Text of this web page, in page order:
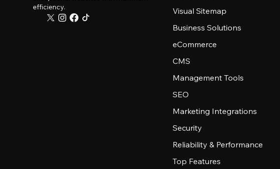
efficiency.
Visual Sitemap
Business Solutions
eCommerce
CMS
Management Tools
SEO
Marketing Integrations
Security
Reliability & Performance
Top Features